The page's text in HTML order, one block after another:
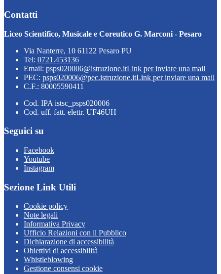
Contatti
Liceo Scientifico, Musicale e Coreutico G. Marconi - Pesaro
Via Nanterre, 10 61122 Pesaro PU
Tel: 0721.453136
Email: psps020006@istruzione.itLink per inviare una mail
PEC: psps020006@pec.istruzione.itLink per inviare una mail
C.F.: 80005590411
Cod. IPA istsc_psps020006
Cod. uff. fatt. elettr. UF46UH
Seguici su
Facebook
Youtube
Instagram
Sezione Link Utili
Cookie policy
Note legali
Informativa Privacy
Ufficio Relazioni con il Pubblico
Dichiarazione di accessibilità
Obiettivi di accessibilità
Whistleblowing
Gestione consensi cookie